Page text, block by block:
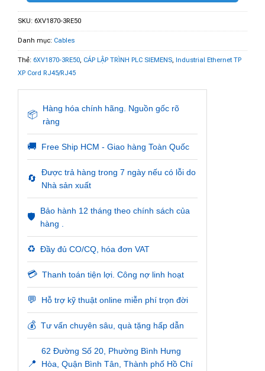
SKU: 6XV1870-3RE50
Danh mục: Cables
Thẻ: 6XV1870-3RE50, CÁP LẬP TRÌNH PLC SIEMENS, Industrial Ethernet TP
XP Cord RJ45/RJ45
📦
Hàng hóa chính hãng. Nguồn gốc rõ
ràng
🚚 Free Ship HCM - Giao hàng Toàn Quốc
🔄
Được trả hàng trong 7 ngày nếu có lỗi do
Nhà sản xuất
🛡️
Bảo hành 12 tháng theo chính sách của
hàng .
♻️ Đầy đủ CO/CQ, hóa đơn VAT
💳 Thanh toán tiện lợi. Công nợ linh hoạt
💬 Hỗ trợ kỹ thuật online miễn phí trọn đời
💰 Tư vấn chuyên sâu, quà tặng hấp dẫn
📍
62 Đường Số 20, Phường Bình Hưng
Hòa, Quận Bình Tân, Thành phố Hồ Chí